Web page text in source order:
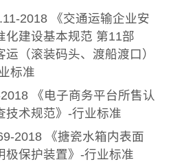
2018 《交通运输企业安
化建设基本规范 第11部
运（滚装码头、渡船渡口）
标准
《电子商务平台所售认
技术规范》-行业标准
2018 《搪瓷水箱内表面
极保护装置》-行业标准